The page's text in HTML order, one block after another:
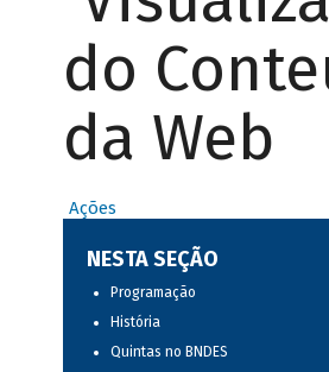
do
da Web
Ações
NESTA SEÇÃO
Programação
História
Quintas no BNDES